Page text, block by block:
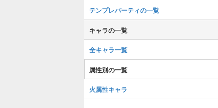
テンプレパーティの一覧
キャラの一覧
全キャラ一覧
属性別の一覧
火属性キャラ